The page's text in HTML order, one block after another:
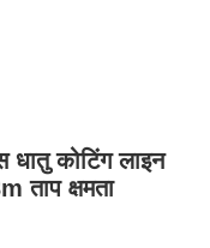
धातु कोटिंग लाइन
क्षमता